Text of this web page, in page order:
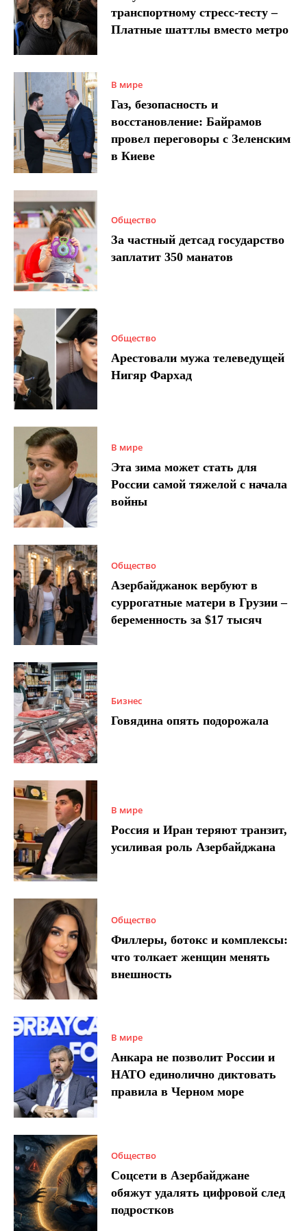
транспортному стресс-тесту –
Платные шаттлы вместо метро
В мире
Газ, безопасность и
восстановление: Байрамов
провел переговоры с Зеленским
в Киеве
Общество
За частный детсад государство
заплатит 350 манатов
Общество
Арестовали мужа телеведущей
Нигяр Фархад
В мире
Эта зима может стать для
России самой тяжелой с начала
войны
Общество
Азербайджанок вербуют в
суррогатные матери в Грузии –
беременность за $17 тысяч
Бизнес
Говядина опять подорожала
В мире
Россия и Иран теряют транзит,
усиливая роль Азербайджана
Общество
Филлеры, ботокс и комплексы:
что толкает женщин менять
внешность
В мире
Анкара не позволит России и
НАТО единолично диктовать
правила в Черном море
Общество
Соцсети в Азербайджане
обяжут удалять цифровой след
подростков